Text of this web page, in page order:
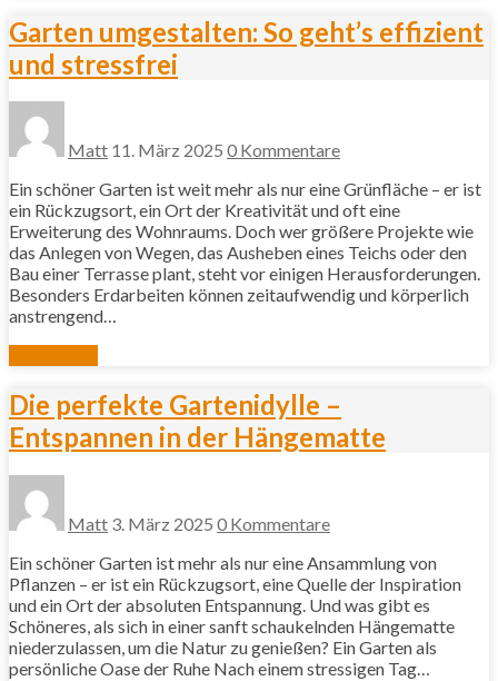
Garten umgestalten: So geht’s effizient
und stressfrei
Matt 11. März 2025 0 Kommentare
Ein schöner Garten ist weit mehr als nur eine Grünfläche – er ist
ein Rückzugsort, ein Ort der Kreativität und oft eine
Erweiterung des Wohnraums. Doch wer größere Projekte wie
das Anlegen von Wegen, das Ausheben eines Teichs oder den
Bau einer Terrasse plant, steht vor einigen Herausforderungen.
Besonders Erdarbeiten können zeitaufwendig und körperlich
anstrengend…
Die perfekte Gartenidylle –
Entspannen in der Hängematte
Matt 3. März 2025 0 Kommentare
Ein schöner Garten ist mehr als nur eine Ansammlung von
Pflanzen – er ist ein Rückzugsort, eine Quelle der Inspiration
und ein Ort der absoluten Entspannung. Und was gibt es
Schöneres, als sich in einer sanft schaukelnden Hängematte
niederzulassen, um die Natur zu genießen? Ein Garten als
persönliche Oase der Ruhe Nach einem stressigen Tag…